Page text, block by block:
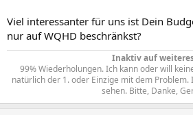
Viel interessanter für uns ist Dein
nur auf WQHD beschränkst?
Inaktiv auf
99% Wiederholungen. Ich kann oder will
natürlich der 1. oder Einzige mit dem
sehen. Bitte, Danke,